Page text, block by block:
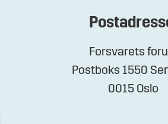
Forsvarets
Postboks 1550
0015 Oslo